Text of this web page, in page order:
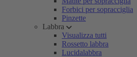
Forbici per sopracciglia
Pinzette
Labbra
Visualizza tutti
Rossetto labbra
Lucidalabbra